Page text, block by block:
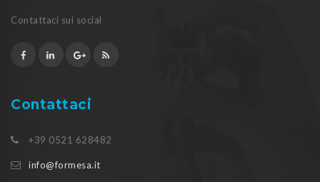
Contattaci sui social
Contattaci
+39 0521 628482
info@formesa.it